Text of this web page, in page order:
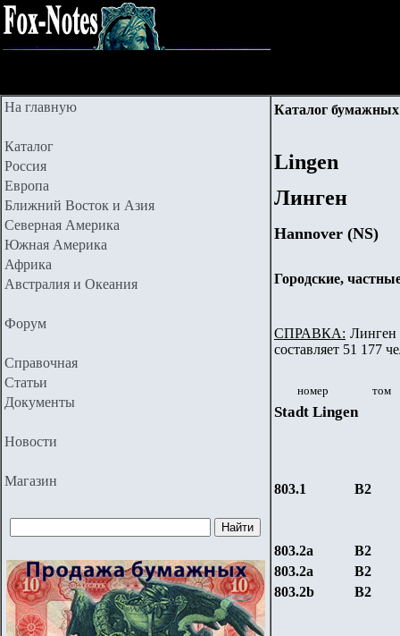
На главную
Каталог
Россия
Европа
Ближний Восток и Азия
Северная Америка
Южная Америка
Африка
Австралия и Океания
Форум
Справочная
Статьи
Документы
Новости
Магазин
Каталог
Lingen
Линген
Hannover (NS)
Городские,
СПРАВКА: Линген
составляет 51 177
номер том
Stadt Lingen
803.1 В2
803.2a В2
803.2a
В2
803.2b
В2